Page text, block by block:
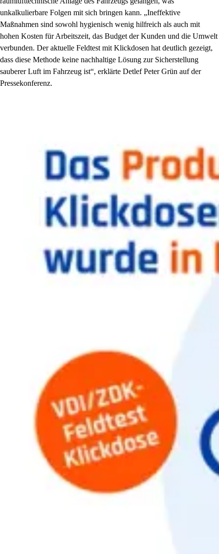
unkalkulierbare Folgen mit sich bringen kann. „Ineffektive
Maßnahmen sind sowohl hygienisch wenig hilfreich als auch mit
hohen Kosten für Arbeitszeit, das Budget der Kunden und die Umwelt
verbunden. Der aktuelle Feldtest mit Klickdosen hat deutlich gezeigt,
dass diese Methode keine nachhaltige Lösung zur Sicherstellung
sauberer Luft im Fahrzeug ist“, erklärte Detlef Peter Grün auf der
Pressekonferenz.